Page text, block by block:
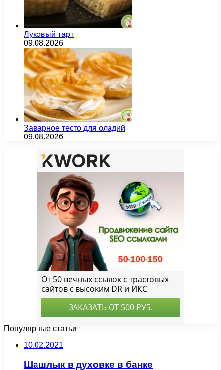
Луковый тарт
09.08.2026
Заварное тесто для оладий
09.08.2026
Популярные статьи
10.02.2021
Шашлык в духовке в банке